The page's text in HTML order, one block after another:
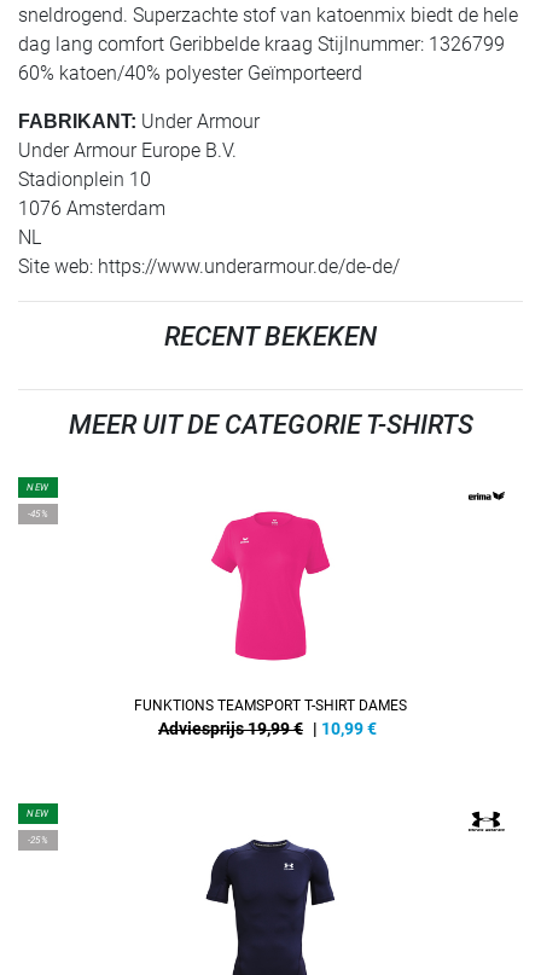
sneldrogend. Superzachte stof van katoenmix biedt de hele
dag lang comfort Geribbelde kraag Stijlnummer: 1326799
60% katoen/40% polyester Geïmporteerd
FABRIKANT: Under Armour
Under Armour Europe B.V.
Stadionplein 10
1076 Amsterdam
NL
Site web: https://www.underarmour.de/de-de/
RECENT BEKEKEN
MEER UIT DE CATEGORIE T-SHIRTS
NEW
-45%
FUNKTIONS TEAMSPORT T-SHIRT DAMES
Adviesprijs 19,99 € | 10,99€
NEW
-25%